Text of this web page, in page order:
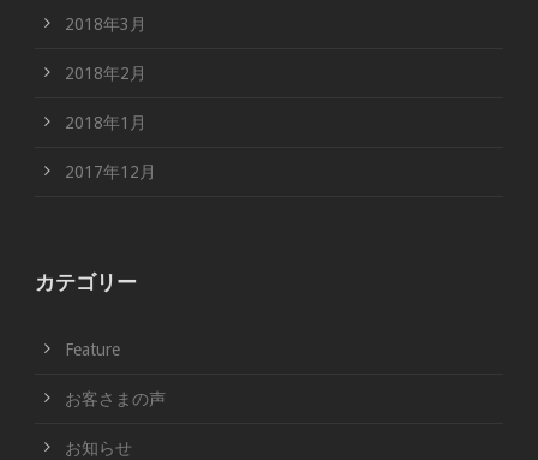
2018年3月
2018年2月
2018年1月
2017年12月
カテゴリー
Feature
お客さまの声
お知らせ